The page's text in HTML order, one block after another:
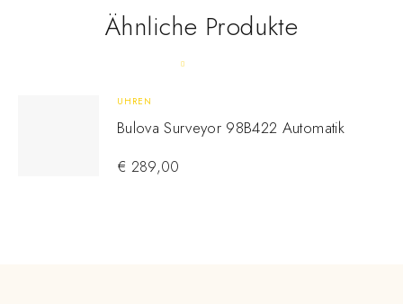
Ähnliche Produkte
UHREN
Bulova Surveyor 98B422 Automatik
€ 289,00